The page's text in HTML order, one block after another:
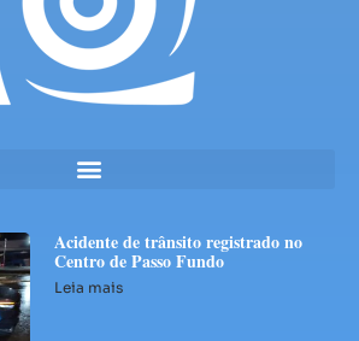
Acidente de trânsito registrado no
Centro de Passo Fundo
Leia mais